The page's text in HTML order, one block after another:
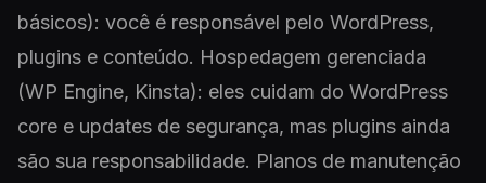
básicos): você é responsável pelo WordPress,
plugins e conteúdo. Hospedagem gerenciada
(WP Engine, Kinsta): eles cuidam do WordPress
core e updates de segurança, mas plugins ainda
são sua responsabilidade. Planos de manutenção